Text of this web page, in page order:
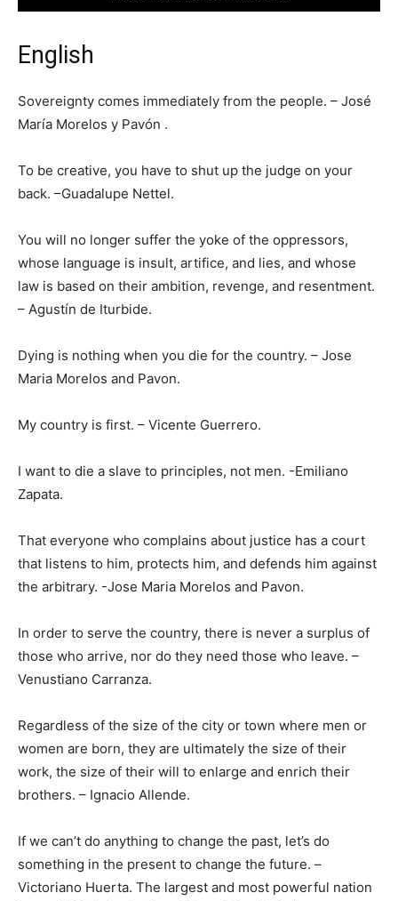
English
Sovereignty comes immediately from the people. – José
María Morelos y Pavón .
To be creative, you have to shut up the judge on your
back. –Guadalupe Nettel.
You will no longer suffer the yoke of the oppressors,
whose language is insult, artifice, and lies, and whose
law is based on their ambition, revenge, and resentment.
– Agustín de Iturbide.
Dying is nothing when you die for the country. – Jose
Maria Morelos and Pavon.
My country is first. – Vicente Guerrero.
I want to die a slave to principles, not men. -Emiliano
Zapata.
That everyone who complains about justice has a court
that listens to him, protects him, and defends him against
the arbitrary. -Jose Maria Morelos and Pavon.
In order to serve the country, there is never a surplus of
those who arrive, nor do they need those who leave. –
Venustiano Carranza.
Regardless of the size of the city or town where men or
women are born, they are ultimately the size of their
work, the size of their will to enlarge and enrich their
brothers. – Ignacio Allende.
If we can’t do anything to change the past, let’s do
something in the present to change the future. –
Victoriano Huerta. The largest and most powerful nation